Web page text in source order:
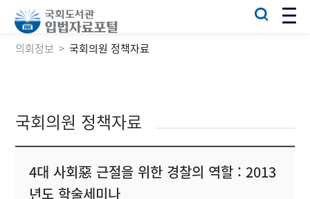
의회정보 국회의원 정책자료
국회의원 정책자료
4대 사회惡 근절을 위한 경찰의 역할 : 2013
년도 학술세미나